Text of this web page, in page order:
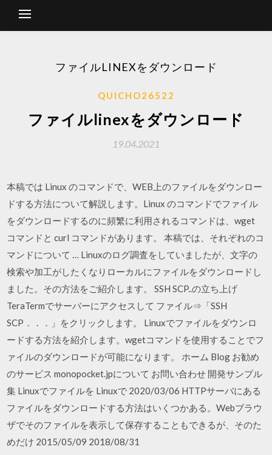
ファイルLINEXをダウンロード
QUICHO26522
ファイルlinexをダウンロード
19.04.2021
本稿では Linux のコマンドで、WEB上のファイルをダウンロー
ドする方法について解説します。Linux のコマンドでファイル
をダウンロードするのに頻繁に利用されるコマンドは、wget
コマンドと curl コマンドがあります。 本稿では、それぞれのコ
マンドについて … Linuxのログ調査をしていましたが、文字の
検索や加工がしたくなりローカルにファイルをダウンロードし
ました。その方法をご紹介します。 SSH SCP..の立ち上げ
TeraTermでサーバーにアクセスして ファイル⇒「SSH
SCP．．．」をクリックします。 Linuxでファイルをダウンロ
ードする方法を紹介します。wgetコマンドを使用することでフ
ァイルのダウンロードが可能になります。 ホーム Blog お勧め
のサービス monopocket.jpについて お問い合わせ 開発サンプル
集 Linuxでファイルを Linuxで 2020/03/06 HTTPサーバにある
ファイルをダウンロードする方法はいくつかある。Webブラウ
ザでそのファイルを表示して保存することもできるが、そのた
めだけ 2015/05/09 2018/08/31